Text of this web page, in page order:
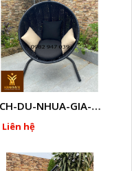
XICH-DU-NHUA-GIA-MAY-O1
Liên hệ